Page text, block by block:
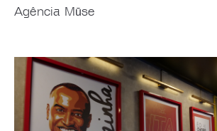
Agência Mūse